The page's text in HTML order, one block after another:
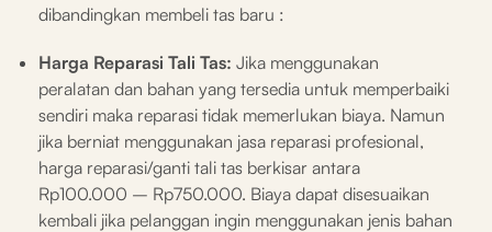
dibandingkan membeli tas baru :
Harga Reparasi Tali Tas: Jika menggunakan
peralatan dan bahan yang tersedia untuk memperbaiki
sendiri maka reparasi tidak memerlukan biaya. Namun
jika berniat menggunakan jasa reparasi profesional,
harga reparasi/ganti tali tas berkisar antara
Rp100.000 – Rp750.000. Biaya dapat disesuaikan
kembali jika pelanggan ingin menggunakan jenis bahan